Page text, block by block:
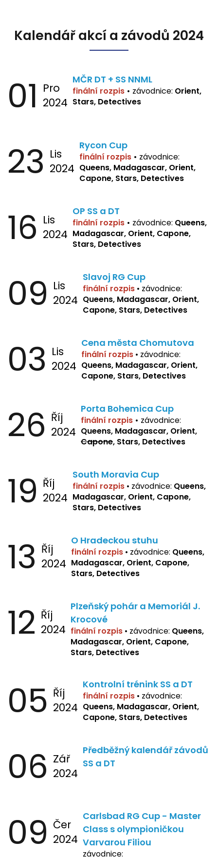
Kalendář akcí a závodů 2024
01 Pro
2024
MČR DT + SS NNML
finální rozpis • závodnice: Orient,
Stars, Detectives
23 Lis
2024
Rycon Cup
finální rozpis • závodnice:
Queens, Madagascar, Orient,
Capone, Stars, Detectives
16 Lis
2024
OP SS a DT
finální rozpis • závodnice: Queens,
Madagascar, Orient, Capone,
Stars, Detectives
09 Lis
2024
Slavoj RG Cup
finální rozpis • závodnice:
Queens, Madagascar, Orient,
Capone, Stars, Detectives
03 Lis
2024
Cena města Chomutova
finální rozpis • závodnice:
Queens, Madagascar, Orient,
Capone, Stars, Detectives
26 Říj
2024
Porta Bohemica Cup
finální rozpis • závodnice:
Queens, Madagascar, Orient,
Capone, Stars, Detectives
19 Říj
2024
South Moravia Cup
finální rozpis • závodnice: Queens,
Madagascar, Orient, Capone,
Stars, Detectives
13 Říj
2024
O Hradeckou stuhu
finální rozpis • závodnice: Queens,
Madagascar, Orient, Capone,
Stars, Detectives
12 Říj
2024
Plzeňský pohár a Memoriál J.
Krocové
finální rozpis • závodnice: Queens,
Madagascar, Orient, Capone,
Stars, Detectives
05 Říj
2024
Kontrolní trénink SS a DT
finální rozpis • závodnice:
Queens, Madagascar, Orient,
Capone, Stars, Detectives
06 Zář
2024
Předběžný kalendář závodů
SS a DT
09 Čer
2024
Carlsbad RG Cup - Master
Class s olympioničkou
Varvarou Filiou
závodnice: